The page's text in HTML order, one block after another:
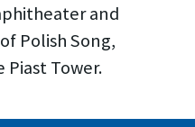
and
Polish Song,
Piast Tower.